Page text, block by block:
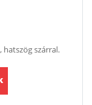
hatszög szárral.